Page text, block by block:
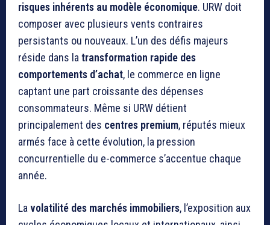
risques inhérents au modèle économique. URW doit
composer avec plusieurs vents contraires
persistants ou nouveaux. L’un des défis majeurs
réside dans la transformation rapide des
comportements d’achat, le commerce en ligne
captant une part croissante des dépenses
consommateurs. Même si URW détient
principalement des centres premium, réputés mieux
armés face à cette évolution, la pression
concurrentielle du e-commerce s’accentue chaque
année.
La volatilité des marchés immobiliers, l’exposition aux